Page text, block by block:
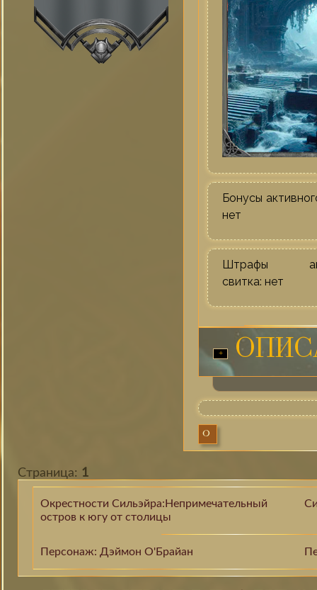
Бонусы
нет
Штрафы
свитка: нет
0
Страница: 1
Окрестности Сильэйра:Непримечательный
остров к югу от столицы
Персонаж: Дэймон О'Брайан